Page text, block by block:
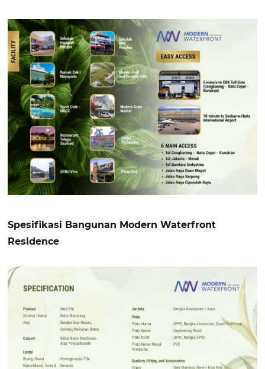
Spesifikasi Bangunan Modern Waterfront
Residence